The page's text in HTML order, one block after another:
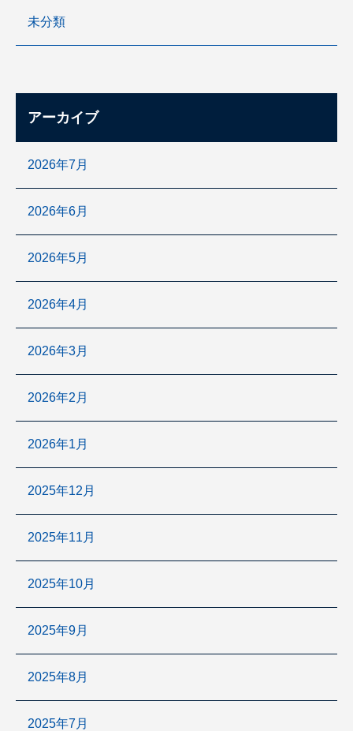
未分類
アーカイブ
2026年7月
2026年6月
2026年5月
2026年4月
2026年3月
2026年2月
2026年1月
2025年12月
2025年11月
2025年10月
2025年9月
2025年8月
2025年7月